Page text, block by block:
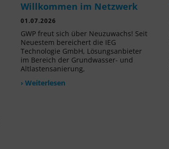
Willkommen im Netzwerk
01.07.2026
GWP freut sich über Neuzuwachs! Seit
Neuestem bereichert die IEG
Technologie GmbH, Lösungsanbieter
im Bereich der Grundwasser- und
Altlastensanierung,
› Weiterlesen